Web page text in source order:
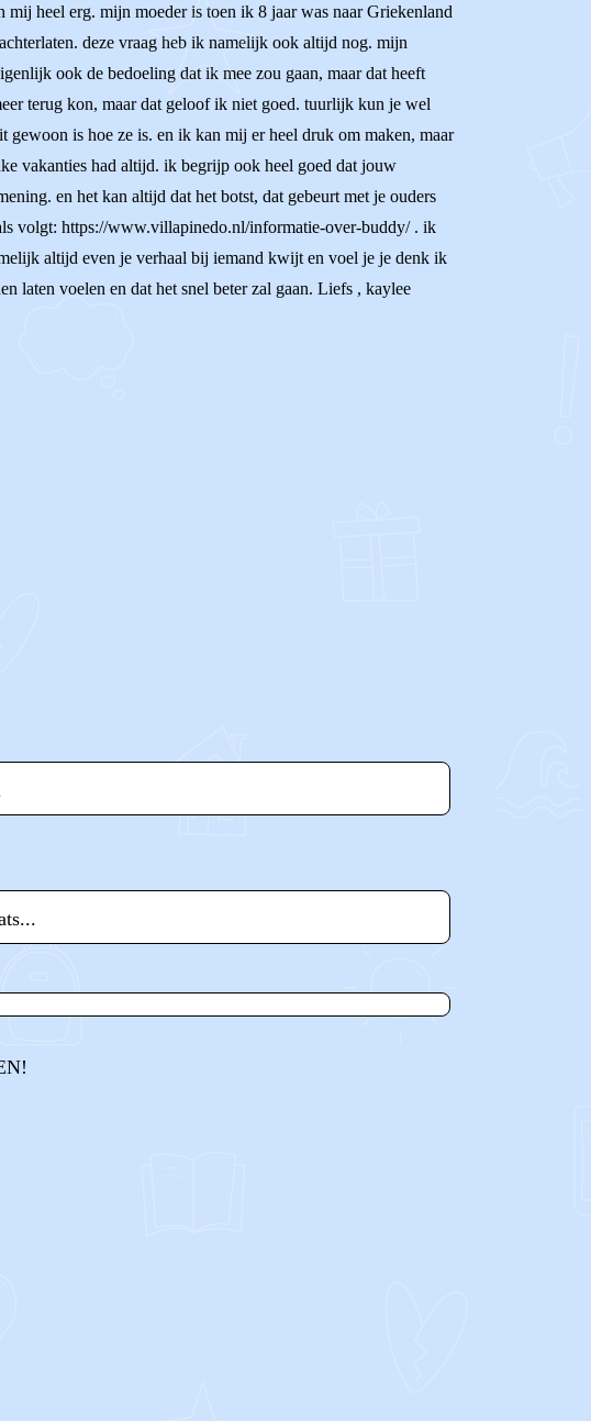
heel erg. mijn moeder is toen ik 8 jaar was naar Griekenland
deze vraag heb ik namelijk ook altijd nog. mijn
ook de bedoeling dat ik mee zou gaan, maar dat heeft
terug kon, maar dat geloof ik niet goed. tuurlijk kun je wel
is hoe ze is. en ik kan mij er heel druk om maken, maar
vakanties had altijd. ik begrijp ook heel goed dat jouw
en het kan altijd dat het botst, dat gebeurt met je ouders
volgt: https://www.villapinedo.nl/informatie-over-buddy/ . ik
altijd even je verhaal bij iemand kwijt en voel je je denk ik
laten voelen en dat het snel beter zal gaan. Liefs , kaylee